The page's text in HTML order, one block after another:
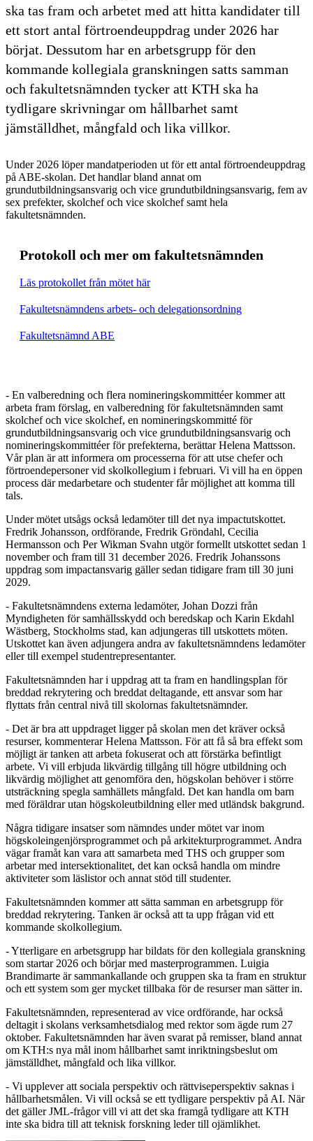
ska tas fram och arbetet med att hitta kandidater till
ett stort antal förtroendeuppdrag under 2026 har
börjat. Dessutom har en arbetsgrupp för den
kommande kollegiala granskningen satts samman
och fakultetsnämnden tycker att KTH ska ha
tydligare skrivningar om hållbarhet samt
jämställdhet, mångfald och lika villkor.
Under 2026 löper mandatperioden ut för ett antal förtroendeuppdrag
på ABE-skolan. Det handlar bland annat om
grundutbildningsansvarig och vice grundutbildningsansvarig, fem av
sex prefekter, skolchef och vice skolchef samt hela
fakultetsnämnden.
Protokoll och mer om fakultetsnämnden
Läs protokollet från mötet här
Fakultetsnämndens arbets- och delegationsordning
Fakultetsnämnd ABE
- En valberedning och flera nomineringskommittéer kommer att
arbeta fram förslag, en valberedning för fakultetsnämnden samt
skolchef och vice skolchef, en nomineringskommitté för
grundutbildningsansvarig och vice grundutbildningsansvarig och
nomineringskommittéer för prefekterna, berättar Helena Mattsson.
Vår plan är att informera om processerna för att utse chefer och
förtroendepersoner vid skolkollegium i februari. Vi vill ha en öppen
process där medarbetare och studenter får möjlighet att komma till
tals.
Under mötet utsågs också ledamöter till det nya impactutskottet.
Fredrik Johansson, ordförande, Fredrik Gröndahl, Cecilia
Hermansson och Per Wikman Svahn utgör formellt utskottet sedan 1
november och fram till 31 december 2026. Fredrik Johanssons
uppdrag som impactansvarig gäller sedan tidigare fram till 30 juni
2029.
- Fakultetsnämndens externa ledamöter, Johan Dozzi från
Myndigheten för samhällsskydd och beredskap och Karin Ekdahl
Wästberg, Stockholms stad, kan adjungeras till utskottets möten.
Utskottet kan även adjungera andra av fakultetsnämndens ledamöter
eller till exempel studentrepresentanter.
Fakultetsnämnden har i uppdrag att ta fram en handlingsplan för
breddad rekrytering och breddat deltagande, ett ansvar som har
flyttats från central nivå till skolornas fakultetsnämnder.
- Det är bra att uppdraget ligger på skolan men det kräver också
resurser, kommenterar Helena Mattsson. För att få så bra effekt som
möjligt är tanken att arbeta fokuserat och att förstärka befintligt
arbete. Vi vill erbjuda likvärdig tillgång till högre utbildning och
likvärdig möjlighet att genomföra den, högskolan behöver i större
utsträckning spegla samhällets mångfald. Det kan handla om barn
med föräldrar utan högskoleutbildning eller med utländsk bakgrund.
Några tidigare insatser som nämndes under mötet var inom
högskoleingenjörsprogrammet och på arkitekturprogrammet. Andra
vägar framåt kan vara att samarbeta med THS och grupper som
arbetar med intersektionalitet, det kan också handla om mindre
aktiviteter som läslistor och annat stöd till studenter.
Fakultetsnämnden kommer att sätta samman en arbetsgrupp för
breddad rekrytering. Tanken är också att ta upp frågan vid ett
kommande skolkollegium.
- Ytterligare en arbetsgrupp har bildats för den kollegiala granskning
som startar 2026 och börjar med masterprogrammen. Luigia
Brandimarte är sammankallande och gruppen ska ta fram en struktur
och ett system som ger mycket tillbaka för de resurser man sätter in.
Fakultetsnämnden, representerad av vice ordförande, har också
deltagit i skolans verksamhetsdialog med rektor som ägde rum 27
oktober. Fakultetsnämnden har även svarat på remisser, bland annat
om KTH:s nya mål inom hållbarhet samt inriktningsbeslut om
jämställdhet, mångfald och lika villkor.
- Vi upplever att sociala perspektiv och rättviseperspektiv saknas i
hållbarhetsmålen. Vi vill också se ett tydligare perspektiv på AI. När
det gäller JML-frågor vill vi att det ska framgå tydligare att KTH
inte ska bidra till att teknisk forskning leder till ojämlikhet.